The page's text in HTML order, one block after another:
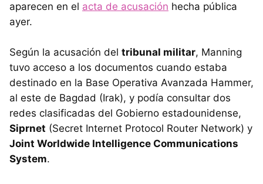
aparecen en el acta de acusación hecha pública
ayer.
Según la acusación del tribunal militar, Manning
tuvo acceso a los documentos cuando estaba
destinado en la Base Operativa Avanzada Hammer,
al este de Bagdad (Irak), y podía consultar dos
redes clasificadas del Gobierno estadounidense,
Siprnet (Secret Internet Protocol Router Network) y
Joint Worldwide Intelligence Communications
System.